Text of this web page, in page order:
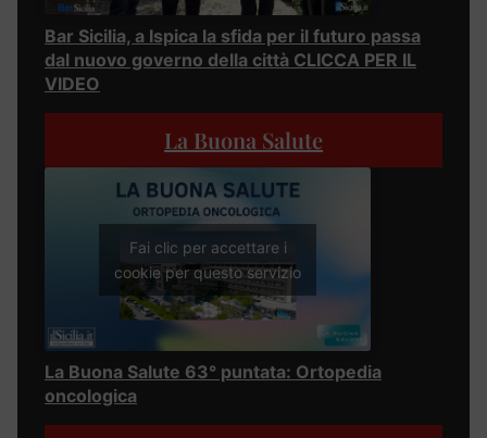
Bar Sicilia, a Ispica la sfida per il futuro passa
dal nuovo governo della città CLICCA PER IL
VIDEO
La Buona Salute
Fai clic per accettare i
cookie per questo servizio
La Buona Salute 63° puntata: Ortopedia
oncologica